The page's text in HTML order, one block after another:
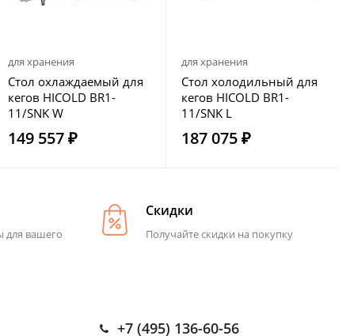
для хранения
Стол охлаждаемый для
кегов HICOLD BR1-
11/SNK W
149 557 ₽
для хранения
Стол холодильный для
кегов HICOLD BR1-
11/SNK L
187 075 ₽
для вашего
Скидки
Получайте скидки на покупку
+7 (495) 136-60-56